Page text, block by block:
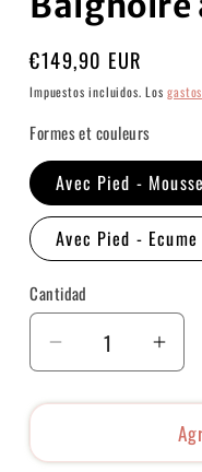
Precio
habitual
€149,90 EUR
Impuestos incluidos. Los
Formes et couleurs
Avec Pied - Mousse
Avec Pied - Ecume
Cantidad
Cantidad
Reducir
cantidad
para
à
à